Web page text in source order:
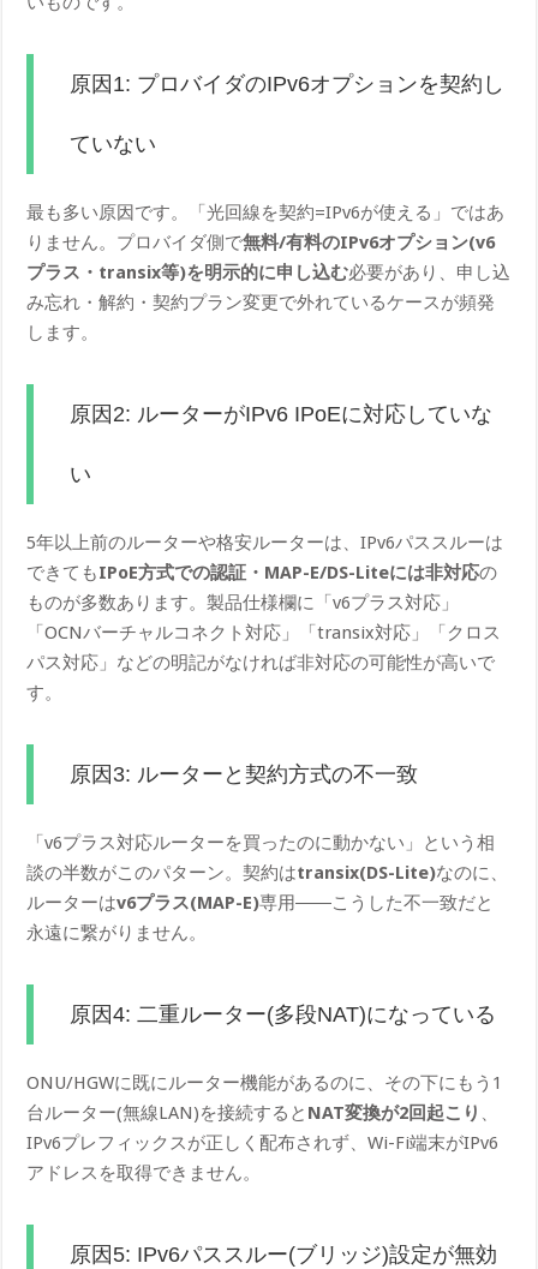
原因1: プロバイダのIPv6オプションを契約し
ていない
最も多い原因です。「光回線を契約=IPv6が使える」ではあ
りません。プロバイダ側で無料/有料のIPv6オプション(v6
プラス・transix等)を明示的に申し込む必要があり、申し込
み忘れ・解約・契約プラン変更で外れているケースが頻発
します。
原因2: ルーターがIPv6 IPoEに対応していな
い
5年以上前のルーターや格安ルーターは、IPv6パススルーは
できてもIPoE方式での認証・MAP-E/DS-Liteには非対応の
ものが多数あります。製品仕様欄に「v6プラス対応」
「OCNバーチャルコネクト対応」「transix対応」「クロス
パス対応」などの明記がなければ非対応の可能性が高いで
す。
原因3: ルーターと契約方式の不一致
「v6プラス対応ルーターを買ったのに動かない」という相
談の半数がこのパターン。契約はtransix(DS-Lite)なのに、
ルーターはv6プラス(MAP-E)専用――こうした不一致だと
永遠に繋がりません。
原因4: 二重ルーター(多段NAT)になっている
ONU/HGWに既にルーター機能があるのに、その下にもう1
台ルーター(無線LAN)を接続すると NAT変換が2回起こり 、
IPv6プレフィックスが正しく配布されず、Wi-Fi端末がIPv6
アドレスを取得できません。
原因5: IPv6パススルー(ブリッジ)設定が無効